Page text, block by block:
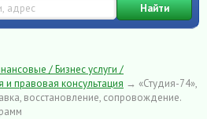
Найти
/ Бизнес услуги /
правовая консультация → «Студия-74»,
восстановление, сопровождение.